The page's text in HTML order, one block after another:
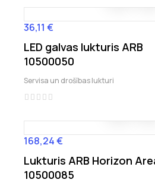
Cena
36,11 €
LED galvas lukturis ARB
10500050
Servisa un drošības lukturi
Cena
168,24 €
Lukturis ARB Horizon
10500085